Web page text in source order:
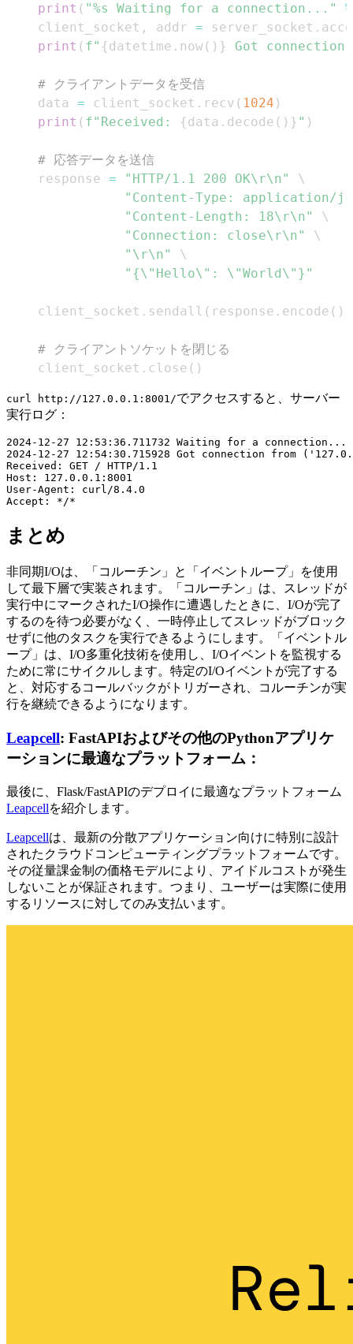
print ( "%s Waiting for a connection..."
%
    client_socket
, addr = server_socket .
print ( f" {datetime . now( ) } Got
# クライアントデータを受信
    data
= client_socket . recv ( 1024 )
print ( f"Received: {data . decode ( ) } " )
# 応答データを送信
    response
= "HTTP/1.1 200 OK\r\n"
"Content-Type: application/
"Content-Length: 18\r\n"
"Connection: close\r\n"
"\r\n"
"{\"Hello\": \"World\"}"
    client_socket
. sendall ( response . encode ( )
# クライアントソケットを閉じる
    client_socket
. close ( )
curl http://127.0.0.1:8001/でアクセスすると、サーバー
実行ログ：
2024-12-27 12:53:36.711732 Waiting for a connection...
2024-12-27 12:54:30.715928 Got connection from
Received: GET / HTTP/1.1
Host: 127.0.0.1:8001
User-Agent: curl/8.4.0
まとめ
非同期I/Oは、「コルーチン」と「イベントループ」を使用
して最下層で実装されます。「コルーチン」は、スレッドが
実行中にマークされたI/O操作に遭遇したときに、I/Oが完了
するのを待つ必要がなく、一時停止してスレッドがブロック
せずに他のタスクを実行できるようにします。「イベントル
ープ」は、I/O多重化技術を使用し、I/Oイベントを監視する
ために常にサイクルします。特定のI/Oイベントが完了する
と、対応するコールバックがトリガーされ、コルーチンが実
行を継続できるようになります。
Leapcell: FastAPIおよびその他のPythonアプリケ
ーションに最適なプラットフォーム：
最後に、Flask/FastAPIのデプロイに最適なプラットフォーム
Leapcellを紹介します。
Leapcellは、最新の分散アプリケーション向けに特別に設計
されたクラウドコンピューティングプラットフォームです。
その従量課金制の価格モデルにより、アイドルコストが発生
しないことが保証されます。つまり、ユーザーは実際に使用
するリソースに対してのみ支払います。